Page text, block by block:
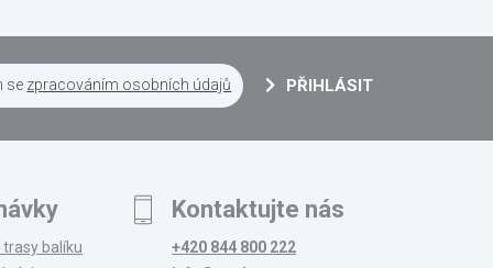
se zpracováním osobních údajů PŘIHLÁSIT
balíku
Kontaktujte nás
+420 844 800 222